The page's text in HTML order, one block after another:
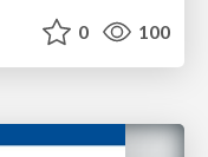
0 100